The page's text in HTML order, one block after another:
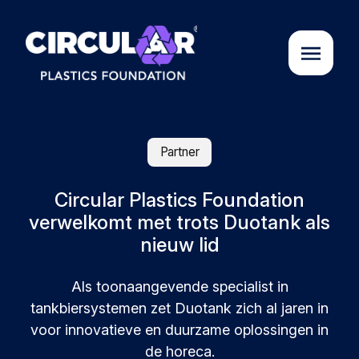
Initiatieven
Circular Plastics Academy
Partner
Circular Plastics Foundation
verwelkomt met trots Duotank als
nieuw lid
Als toonaangevende specialist in
tankbiersystemen zet Duotank zich al jaren in
voor innovatieve en duurzame oplossingen in
de horeca.